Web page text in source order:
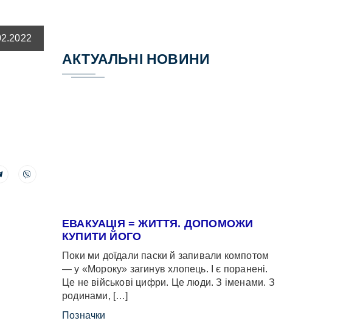
АКТУАЛЬНІ НОВИНИ
ЕВАКУАЦІЯ = ЖИТТЯ. ДОПОМОЖИ
КУПИТИ ЙОГО
Поки ми доїдали паски й запивали компотом
— у «Мороку» загинув хлопець. І є поранені.
Це не військові цифри. Це люди. З іменами. З
родинами, […]
Позначки